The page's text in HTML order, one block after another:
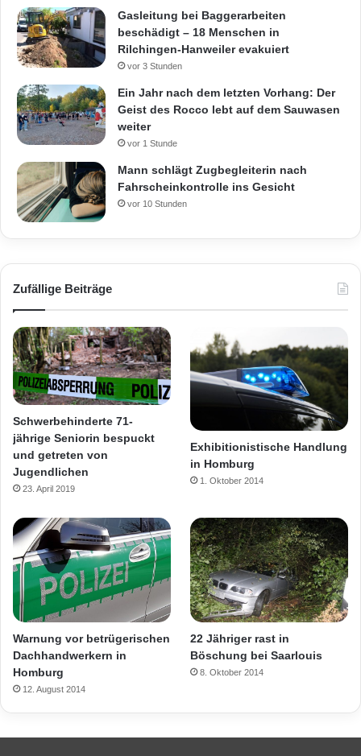
Gasleitung bei Baggerarbeiten
beschädigt – 18 Menschen in
Rilchingen-Hanweiler evakuiert
vor 3 Stunden
Ein Jahr nach dem letzten Vorhang: Der
Geist des Rocco lebt auf dem Sauwasen
weiter
vor 1 Stunde
Mann schlägt Zugbegleiterin nach
Fahrscheinkontrolle ins Gesicht
vor 10 Stunden
Zufällige Beiträge
Schwerbehinderte 71-
jährige Seniorin bespuckt
und getreten von
Jugendlichen
23. April 2019
Exhibitionistische Handlung
in Homburg
1. Oktober 2014
Warnung vor betrügerischen
Dachhandwerkern in
Homburg
12. August 2014
22 Jähriger rast in
Böschung bei Saarlouis
8. Oktober 2014